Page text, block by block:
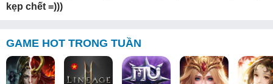
kẹp chết =)))
GAME HOT TRONG TUẦN